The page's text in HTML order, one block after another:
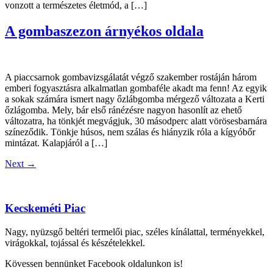
vonzott a természetes életmód, a […]
A gombaszezon árnyékos oldala
A piaccsarnok gombavizsgálatát végző szakember rostáján három
emberi fogyasztásra alkalmatlan gombaféle akadt ma fenn! Az egyik
a sokak számára ismert nagy őzlábgomba mérgező változata a Kerti
őzlágomba. Mely, bár első ránézésre nagyon hasonlít az ehető
változatra, ha tönkjét megvágjuk, 30 másodperc alatt vörösesbarnára
színeződik. Tönkje húsos, nem szálas és hiányzik róla a kígyóbőr
mintázat. Kalapjáról a […]
Next →
Kecskeméti Piac
Nagy, nyüzsgő beltéri termelői piac, széles kínálattal, terményekkel,
virágokkal, tojással és készételekkel.
Kövessen bennünket Facebook oldalunkon is!